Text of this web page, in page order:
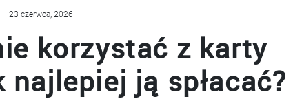
23 czerwca, 2026
korzystać z karty
ją spłacać?